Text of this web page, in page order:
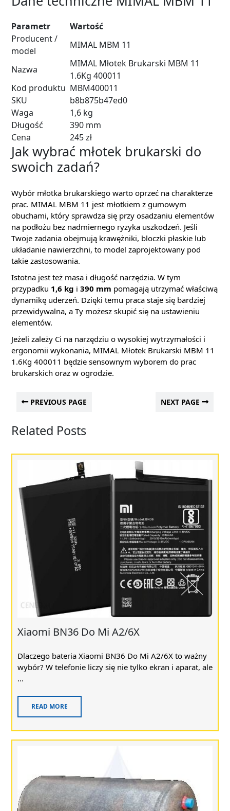
Parametr
Wartość
Producent /
model
MIMAL MBM 11
Nazwa
MIMAL Młotek Brukarski MBM 11
1.6Kg 400011
Kod produktu MBM400011
SKU
b8b875b47ed0
Waga
1,6 kg
Długość
390 mm
Cena
245 zł
Jak wybrać młotek brukarski do
swoich zadań?
Wybór młotka brukarskiego warto oprzeć na charakterze
prac. MIMAL MBM 11 jest młotkiem z gumowym
obuchami, który sprawdza się przy osadzaniu elementów
na podłożu bez nadmiernego ryzyka uszkodzeń. Jeśli
Twoje zadania obejmują krawężniki, bloczki płaskie lub
układanie nawierzchni, to model zaprojektowany pod
takie zastosowania.
Istotna jest też masa i długość narzędzia. W tym
przypadku 1,6 kg i 390 mm pomagają utrzymać właściwą
dynamikę uderzeń. Dzięki temu praca staje się bardziej
przewidywalna, a Ty możesz skupić się na ustawieniu
elementów.
Jeżeli zależy Ci na narzędziu o wysokiej wytrzymałości i
ergonomii wykonania, MIMAL Młotek Brukarski MBM 11
1.6Kg 400011 będzie sensownym wyborem do prac
brukarskich oraz w ogrodzie.
PREVIOUS PAGE NEXT PAGE
Related Posts
Xiaomi BN36 Do Mi A2/6X
Dlaczego bateria Xiaomi BN36 Do Mi A2/6X to ważny
wybór? W telefonie liczy się nie tylko ekran i aparat, ale
...
READ MORE